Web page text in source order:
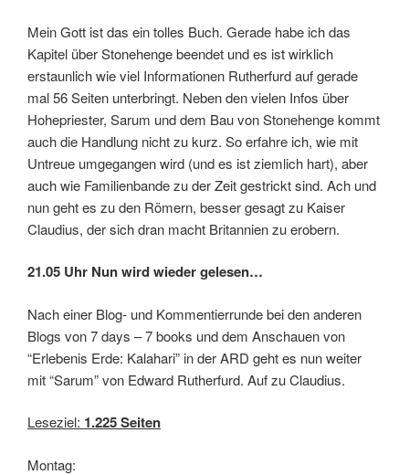
Mein Gott ist das ein tolles Buch. Gerade habe ich das
Kapitel über Stonehenge beendet und es ist wirklich
erstaunlich wie viel Informationen Rutherfurd auf gerade
mal 56 Seiten unterbringt. Neben den vielen Infos über
Hohepriester, Sarum und dem Bau von Stonehenge kommt
auch die Handlung nicht zu kurz. So erfahre ich, wie mit
Untreue umgegangen wird (und es ist ziemlich hart), aber
auch wie Familienbande zu der Zeit gestrickt sind. Ach und
nun geht es zu den Römern, besser gesagt zu Kaiser
Claudius, der sich dran macht Britannien zu erobern.
21.05 Uhr Nun wird wieder gelesen…
Nach einer Blog- und Kommentierrunde bei den anderen
Blogs von 7 days – 7 books und dem Anschauen von
“Erlebenis Erde: Kalahari” in der ARD geht es nun weiter
mit “Sarum” von Edward Rutherfurd. Auf zu Claudius.
Leseziel: 1.225 Seiten
Montag: